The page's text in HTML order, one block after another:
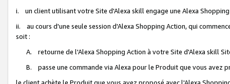
i. un client utilisant votre Site d'Alexa skill engage une Alexa
ii. au cours d'une seule session d'Alexa Shopping Action, qui
soit :
A. retourne de l'Alexa Shopping Action à votre Site d'Alexa skill
B. passe une commande via Alexa pour le Produit que vous avez
le client achète le Produit que vous avez proposé avec l'Alexa